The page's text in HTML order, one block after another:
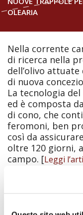
CONTATTI
OLEARIA
Nella corrente
di ricerca nella
dell’olivo attuate
di nuova
La tecnologia
ed è composta
di cono, che
feromoni, ben
così da
oltre 120 giorni,
campo. [Leggi